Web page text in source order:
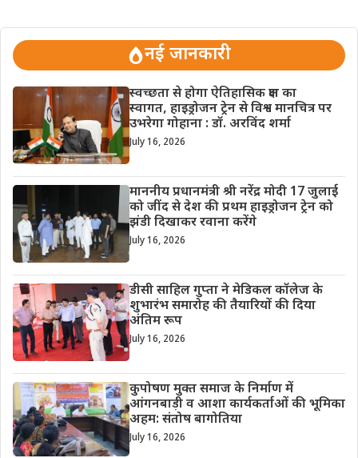
नई जानकारी
स्वच्छता से होगा ऐतिहासिक क्षण का
स्वागत, हाइड्रोजन ट्रेन से विश्व मानचित्र पर
उभरेगा गोहाना : डॉ. अरविंद शर्मा
July 16, 2026
माननीय प्रधानमंत्री श्री नरेंद्र मोदी 17 जुलाई
को जींद से देश की प्रथम हाइड्रोजन ट्रेन को
झंडी दिखाकर रवाना करेंगे
July 16, 2026
डीसी साहिल गुप्ता ने मेडिकल कॉलेज के
शुभारंभ समारोह की तैयारियों की दिया
अंतिम रूप
July 16, 2026
कुपोषण मुक्त समाज के निर्माण में
आंगनबाड़ी व आशा कार्यकर्ताओं की भूमिका
अहम: संतोष बागोतिया
July 16, 2026